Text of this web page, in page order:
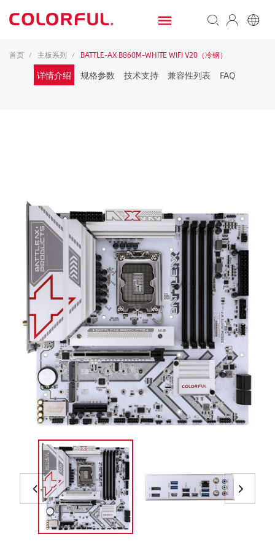
首页 / 主板系列 / BATTLE-AX B860M-WHITE WIFI V20（冷钢）
详情介绍 规格参数 技术支持 兼容性列表 FAQ